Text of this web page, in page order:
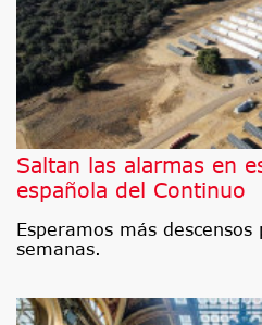
Saltan las alarmas en
española del Continuo
Esperamos más
semanas.